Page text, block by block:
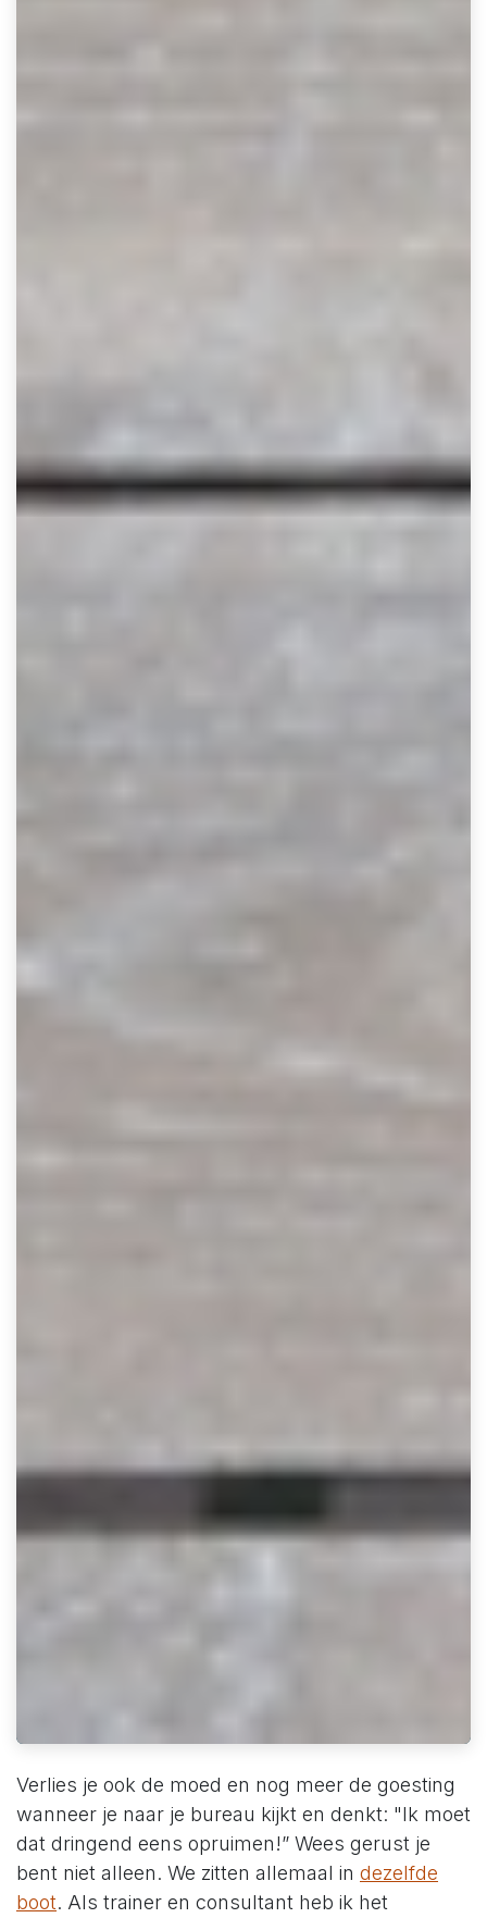
Verlies je ook de moed en nog meer de goesting
wanneer je naar je bureau kijkt en denkt: "Ik moet
dat dringend eens opruimen!” Wees gerust je
bent niet alleen. We zitten allemaal in dezelfde
boot. Als trainer en consultant heb ik het